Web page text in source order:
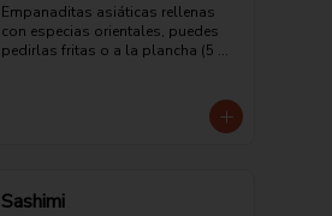
Empanaditas asiáticas rellenas
con especias orientales, puedes
pedirlas fritas o a la plancha (5
Sashimi